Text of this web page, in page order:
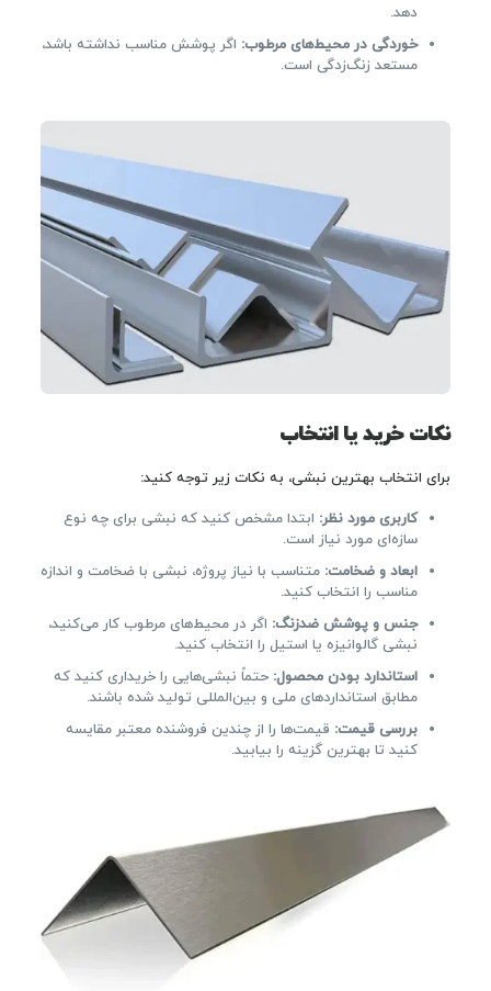
دهد.
خوردگی در محیط‌های مرطوب: اگر پوشش مناسب نداشته باشد،
مستعد زنگ‌زدگی است.
نکات خرید یا انتخاب
برای انتخاب بهترین نبشی، به نکات زیر توجه کنید:
کاربری مورد نظر: ابتدا مشخص کنید که نبشی برای چه نوع
سازه‌ای مورد نیاز است.
ابعاد و ضخامت: متناسب با نیاز پروژه، نبشی با ضخامت و اندازه
مناسب را انتخاب کنید.
جنس و پوشش ضدزنگ: اگر در محیط‌های مرطوب کار می‌کنید،
نبشی گالوانیزه یا استیل را انتخاب کنید.
استاندارد بودن محصول: حتماً نبشی‌هایی را خریداری کنید که
مطابق استانداردهای ملی و بین‌المللی تولید شده باشند.
بررسی قیمت: قیمت‌ها را از چندین فروشنده معتبر مقایسه
کنید تا بهترین گزینه را بیابید.